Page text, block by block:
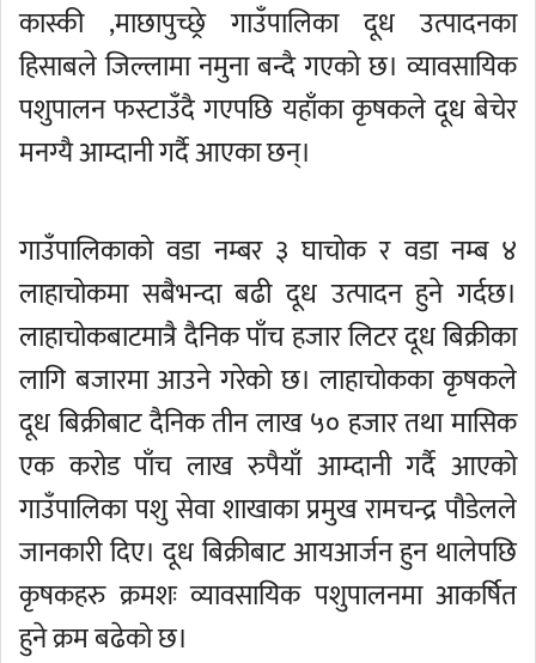
कास्की ,माछापुच्छ्रे गाउँपालिका दूध उत्पादनका
हिसाबले जिल्लामा नमुना बन्दै गएको छ। व्यावसायिक
पशुपालन फस्टाउँदै गएपछि यहाँका कृषकले दूध बेचेर
मनग्यै आम्दानी गर्दै आएका छन्।
गाउँपालिकाको वडा नम्बर ३ घाचोक र वडा नम्ब ४
लाहाचोकमा सबैभन्दा बढी दूध उत्पादन हुने गर्दछ।
लाहाचोकबाटमात्रै दैनिक पाँच हजार लिटर दूध बिक्रीका
लागि बजारमा आउने गरेको छ। लाहाचोकका कृषकले
दूध बिक्रीबाट दैनिक तीन लाख ५० हजार तथा मासिक
एक करोड पाँच लाख रुपैयाँ आम्दानी गर्दै आएको
गाउँपालिका पशु सेवा शाखाका प्रमुख रामचन्द्र पौडेलले
जानकारी दिए। दूध बिक्रीबाट आयआर्जन हुन थालेपछि
कृषकहरु क्रमशः व्यावसायिक पशुपालनमा आकर्षित
हुने क्रम बढेको छ।